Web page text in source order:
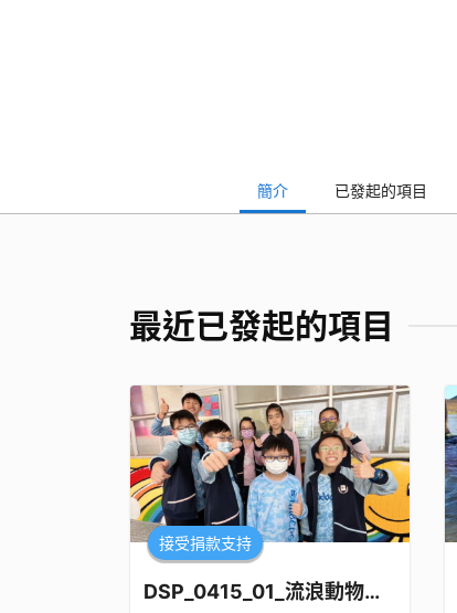
簡介 已發起的項目
最近已發起的項目
接受捐款支持
DSP_0415_01_流浪動物拯救特工